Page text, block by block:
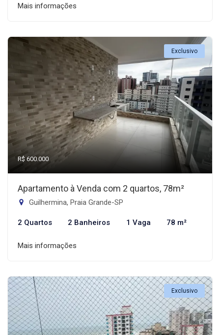
Mais informações
Exclusivo
R$ 600.000
Apartamento à Venda com 2 quartos, 78m²
Guilhermina, Praia Grande-SP
2 Quartos 2 Banheiros 1 Vaga 78 m²
Mais informações
Exclusivo